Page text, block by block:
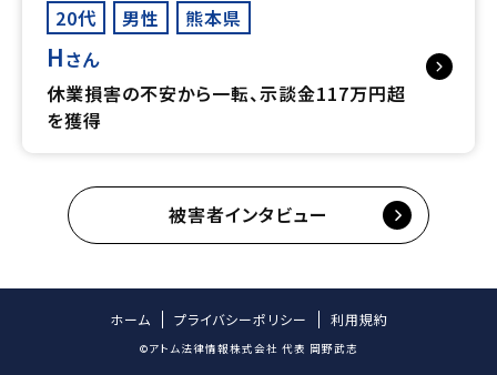
20代 男性 熊本県
Hさん
休業損害の不安から一転、示談金117万円超
を獲得
被害者インタビュー
ホーム プライバシーポリシー 利用規約
©アトム法律情報株式会社 代表 岡野武志